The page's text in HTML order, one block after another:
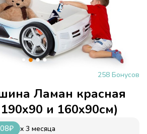
258 Бонусов
Ламан красная
и 160х90см)
₽ x 3 месяца